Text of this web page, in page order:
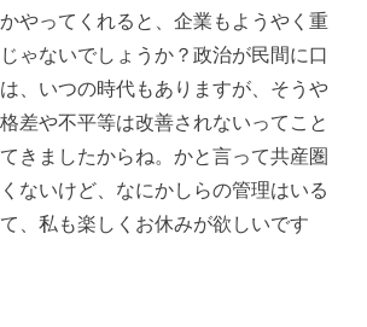
やってくれると、企業もようやく重
ゃないでしょうか？政治が民間に口
、いつの時代もありますが、そうや
差や不平等は改善されないってこと
きましたからね。かと言って共産圏
ないけど、なにかしらの管理はいる
、私も楽しくお休みが欲しいです